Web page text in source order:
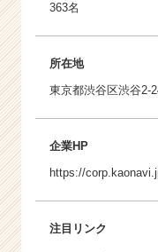
363名
所在地
東京都渋谷区渋谷2-
企業HP
https://
注目リンク